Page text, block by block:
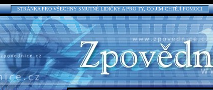
STRÁNKA PRO VŠECHNY SMUTNÉ LIDIČKY A PRO TY, CO JIM CHTĚJÍ POMOCI